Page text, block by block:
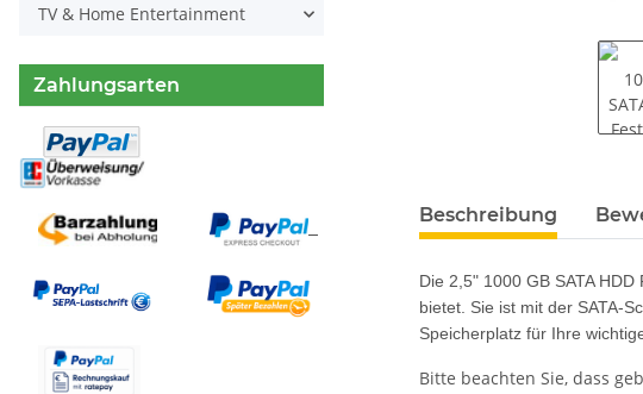
weitere Registerkarten
Beschreibung
Die 2,5" 1000 GB SATA
bietet. Sie ist mit der SATA-
Speicherplatz für Ihre
Bitte beachten Sie, dass
TV & Home Entertainment
Zahlungsarten